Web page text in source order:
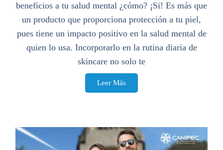
beneficios a tu salud mental ¿cómo? ¡Si! Es más que
un producto que proporciona protección a tu piel,
pues tiene un impacto positivo en la salud mental de
quien lo usa. Incorporarlo en la rutina diaria de
skincare no solo te
Leer Más